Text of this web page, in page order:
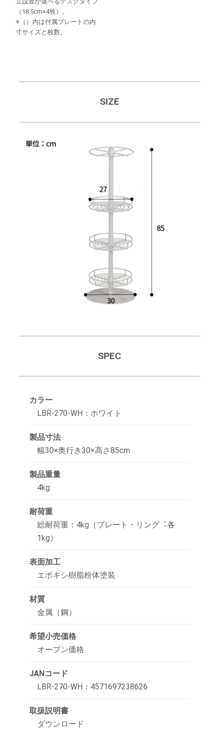
（18.5cm×4枚）。
※（）内は付属プレートの内
寸サイズと枚数。
SIZE
SPEC
カラー
LBR-270-WH：ホワイト
製品寸法
幅30×奥行き30×高さ85cm
製品重量
4kg
耐荷重
総耐荷重：4kg（プレート・リング︓各
1kg）
表面加工
エポキシ樹脂粉体塗装
材質
金属（鋼）
希望小売価格
オープン価格
JANコード
LBR-270-WH：4571697238626
取扱説明書
ダウンロード